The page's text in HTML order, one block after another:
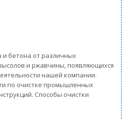
и бетона от различных
и ржавчины, появляющихся
нашей компании.
по очистке промышленных
Способы очистки